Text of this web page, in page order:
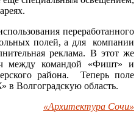
переработанного
полей, а для компании
реклама. В этот же
между командой «Фишт» и
района. Теперь поле
в Волгоградскую область.
«Архитектура Сочи»